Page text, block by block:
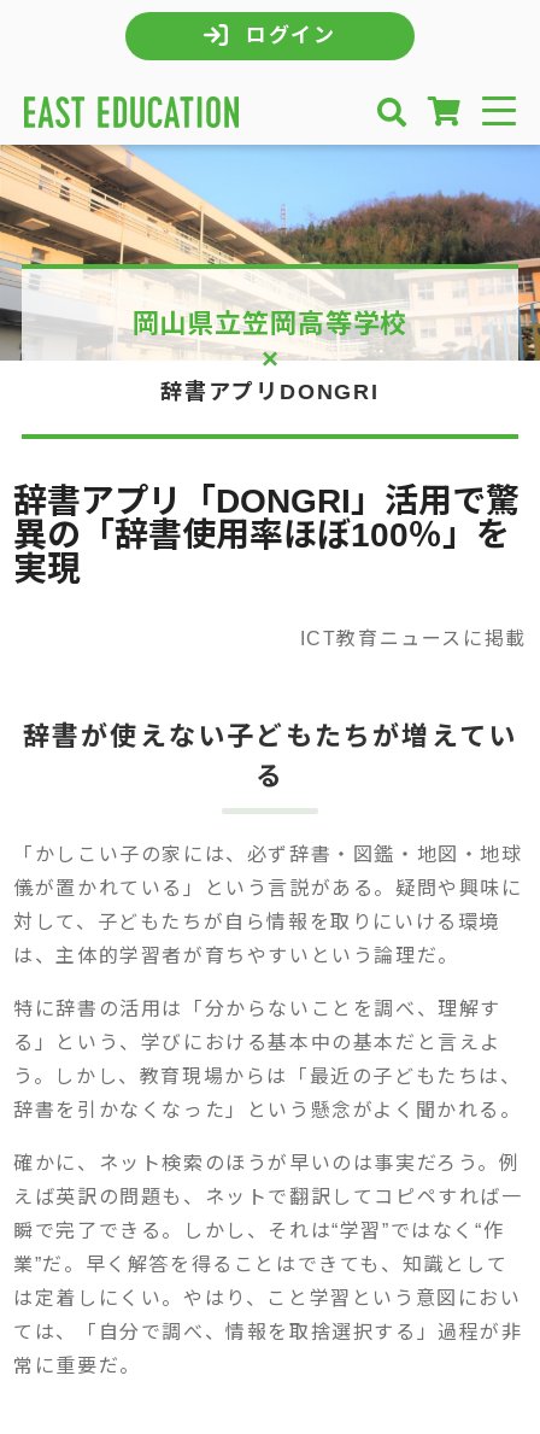
ログイン
岡山県立笠岡高等学校
×
辞書アプリDONGRI
辞書アプリ「DONGRI」活用で驚
異の「辞書使用率ほぼ100％」を
実現
ICT教育ニュースに掲載
辞書が使えない子どもたちが増えてい
る
「かしこい子の家には、必ず辞書・図鑑・地図・地球
儀が置かれている」という言説がある。疑問や興味に
対して、子どもたちが自ら情報を取りにいける環境
は、主体的学習者が育ちやすいという論理だ。
特に辞書の活用は「分からないことを調べ、理解す
る」という、学びにおける基本中の基本だと言えよ
う。しかし、教育現場からは「最近の子どもたちは、
辞書を引かなくなった」という懸念がよく聞かれる。
確かに、ネット検索のほうが早いのは事実だろう。例
えば英訳の問題も、ネットで翻訳してコピペすれば一
瞬で完了できる。しかし、それは“学習”ではなく“作
業”だ。早く解答を得ることはできても、知識として
は定着しにくい。やはり、こと学習という意図におい
ては、「自分で調べ、情報を取捨選択する」過程が非
常に重要だ。